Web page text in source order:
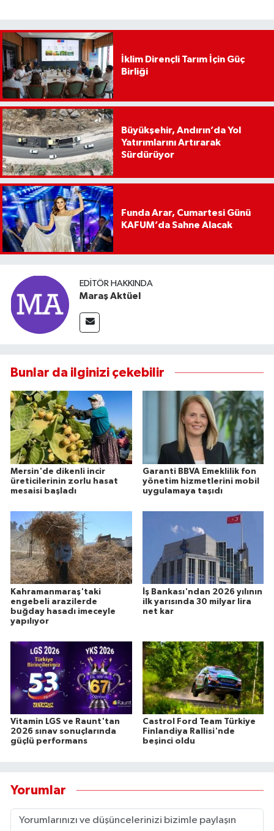
İklim Dirençli Tarım İçin Güç
Birliği
Büyükşehir, Andırın’da Yol
Yatırımlarını Artırarak
Sürdürüyor
Funda Arar, Cumartesi Günü
KAFUM’da Sahne Alacak
EDITÖR HAKKINDA
Maraş Aktüel
Bunlar da ilginizi çekebilir
Mersin'de dikenli incir
üreticilerinin zorlu hasat
mesaisi başladı
Garanti BBVA Emeklilik fon
yönetim hizmetlerini mobil
uygulamaya taşıdı
Kahramanmaraş'taki
engebeli arazilerde
buğday hasadı imeceyle
yapılıyor
İş Bankası'ndan 2026 yılının
ilk yarısında 30 milyar lira
net kar
Vitamin LGS ve Raunt'tan
2026 sınav sonuçlarında
güçlü performans
Castrol Ford Team Türkiye
Finlandiya Rallisi'nde
beşinci oldu
Yorumlar